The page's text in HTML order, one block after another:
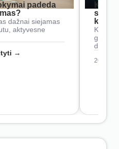
padeda
dažnai siejamas
aktyvesne
→
Kaip
2026-